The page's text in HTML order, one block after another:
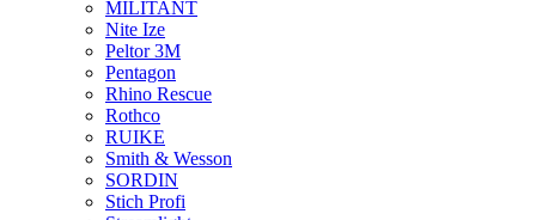
MILITANT
Nite Ize
Peltor 3M
Pentagon
Rhino Rescue
Rothco
RUIKE
Smith & Wesson
SORDIN
Stich Profi